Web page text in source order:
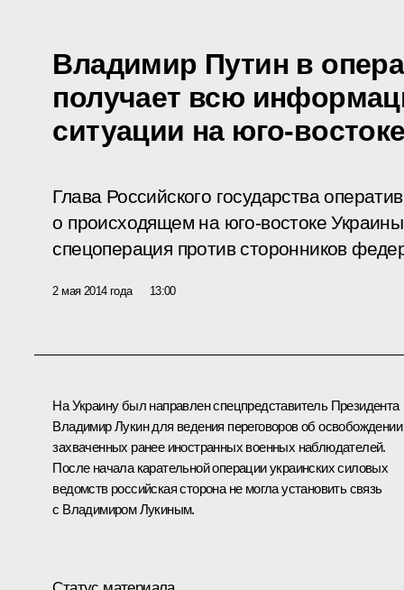
Владимир Путин в
получает всю
ситуации на юго-
Глава Российского государства
о происходящем на юго-востоке
спецоперация против сторонников
2 мая 2014 года 13:00
На Украину был направлен спецпредставитель Президента
Владимир Лукиндля ведения переговоров об освобождении
захваченных ранее иностранных военных наблюдателей.
После начала карательной операции украинских силовых
ведомств российская сторона не могла установить связь
с Владимиром Лукиным.